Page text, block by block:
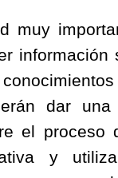
muy
dar una
el proceso
y